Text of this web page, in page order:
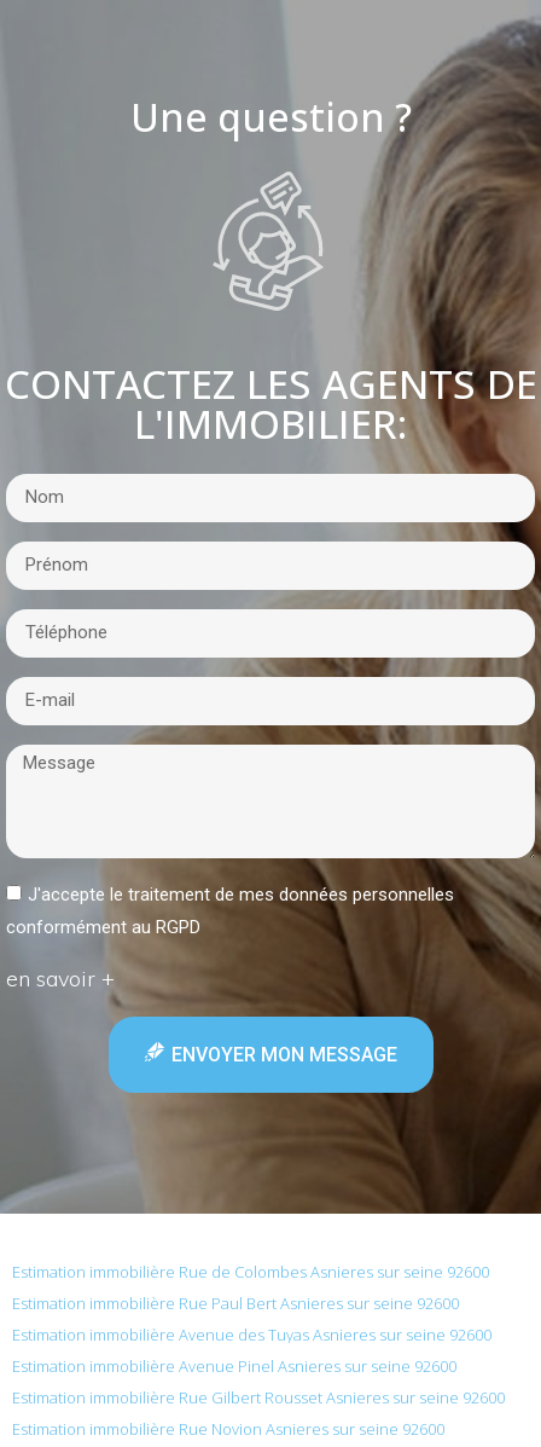
Une question ?
CONTACTEZ LES AGENTS DE
L'IMMOBILIER:
J'accepte le traitement de mes données personnelles
conformément au RGPD
en savoir +
ENVOYER MON MESSAGE
Estimation immobilière Rue de Colombes Asnieres sur seine 92600
Estimation immobilière Rue Paul Bert Asnieres sur seine 92600
Estimation immobilière Avenue des Tuyas Asnieres sur seine 92600
Estimation immobilière Avenue Pinel Asnieres sur seine 92600
Estimation immobilière Rue Gilbert Rousset Asnieres sur seine 92600
Estimation immobilière Rue Novion Asnieres sur seine 92600